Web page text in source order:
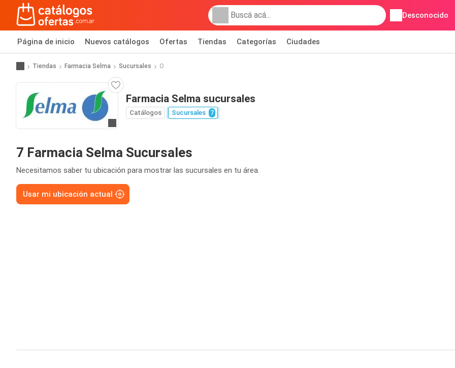
Desconocido
Página de inicio Nuevos catálogos Ofertas Tiendas Categorías Ciudades
Tiendas Farmacia Selma Sucursales O
Farmacia Selma sucursales
Catálogos Sucursales 7
7 Farmacia Selma Sucursales
Necesitamos saber tu ubicación para mostrar las sucursales en tu área.
Usar mi ubicación actual